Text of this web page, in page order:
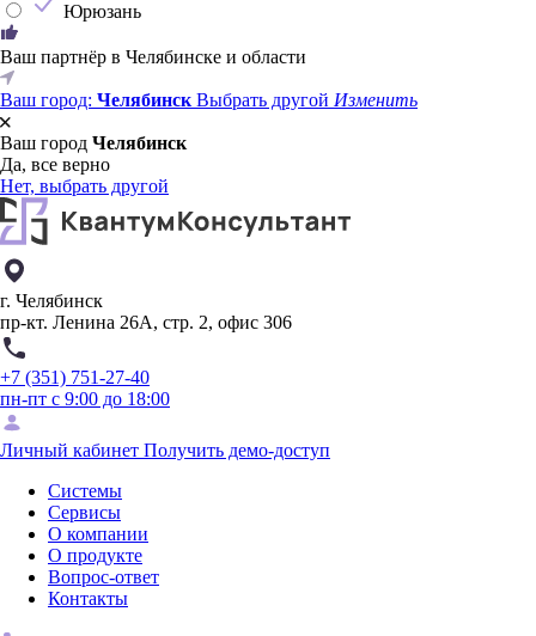
Юрюзань
Ваш партнёр в Челябинске и области
Ваш город: Челябинск Выбрать другой Изменить
Ваш город Челябинск
Да, все верно
Нет, выбрать другой
г. Челябинск
пр-кт. Ленина 26А, стр. 2, офис 306
+7 (351) 751-27-40
пн-пт с 9:00 до 18:00
Личный кабинет Получить демо-доступ
Системы
Сервисы
О компании
О продукте
Вопрос-ответ
Контакты